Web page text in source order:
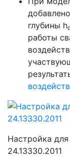
глубины h
работы
Настройка
24.13330.2011